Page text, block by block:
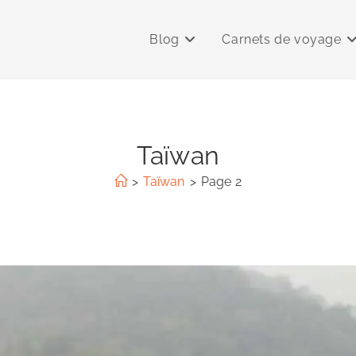
Blog Carnets de voyage
Taïwan
> Taïwan > Page 2